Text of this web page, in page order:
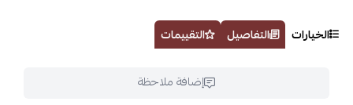
الخيارات التفاصيل التقييمات
إضافة ملاحظة